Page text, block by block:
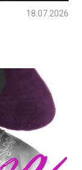
18.07.2026